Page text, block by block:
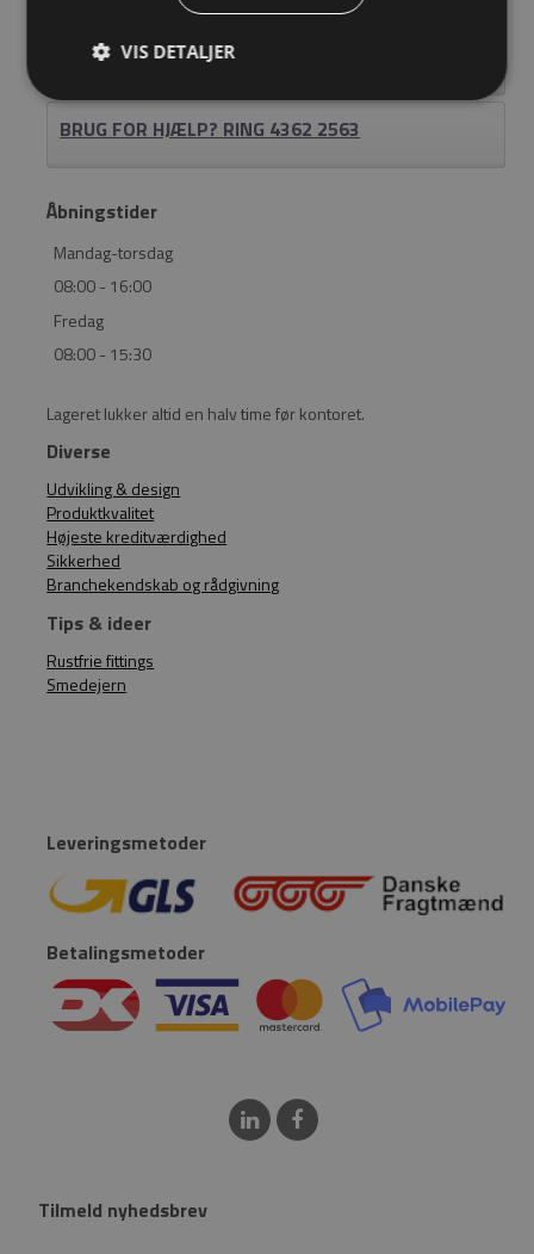
BRUG FOR HJÆLP? RING 4362 2563
Åbningstider
Mandag-torsdag
08:00 - 16:00
Fredag
08:00 - 15:30
Lageret lukker altid en halv time før kontoret.
Diverse
Udvikling & design
Produktkvalitet
Højeste kreditværdighed
Sikkerhed
Branchekendskab og rådgivning
Tips & ideer
Rustfrie fittings
Smedejern
Leveringsmetoder
Betalingsmetoder
Tilmeld nyhedsbrev
VIS DETALJER